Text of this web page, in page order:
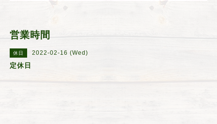
営業時間
休日 2022-02-16 (Wed)
定休日